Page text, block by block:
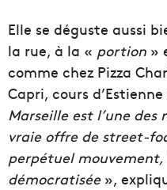
Elle se déguste aussi
la rue, à la « portion »
comme chez Pizza
Capri, cours d’Estienne
Marseille est l’une des
vraie offre de street-
perpétuel mouvement,
démocratisée»,